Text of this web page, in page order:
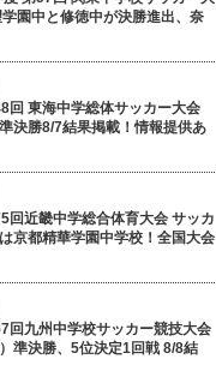
園中と修徳中が決勝進出、奈
回 東海中学総体サッカー大会
準決勝8/7結果掲載！情報提供あ
回近畿中学総合体育大会 サッカ
京都精華学園中学校！全国大会
回九州中学校サッカー競技大会
）準決勝、5位決定1回戦 8/8結